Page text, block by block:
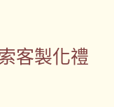
客製化禮